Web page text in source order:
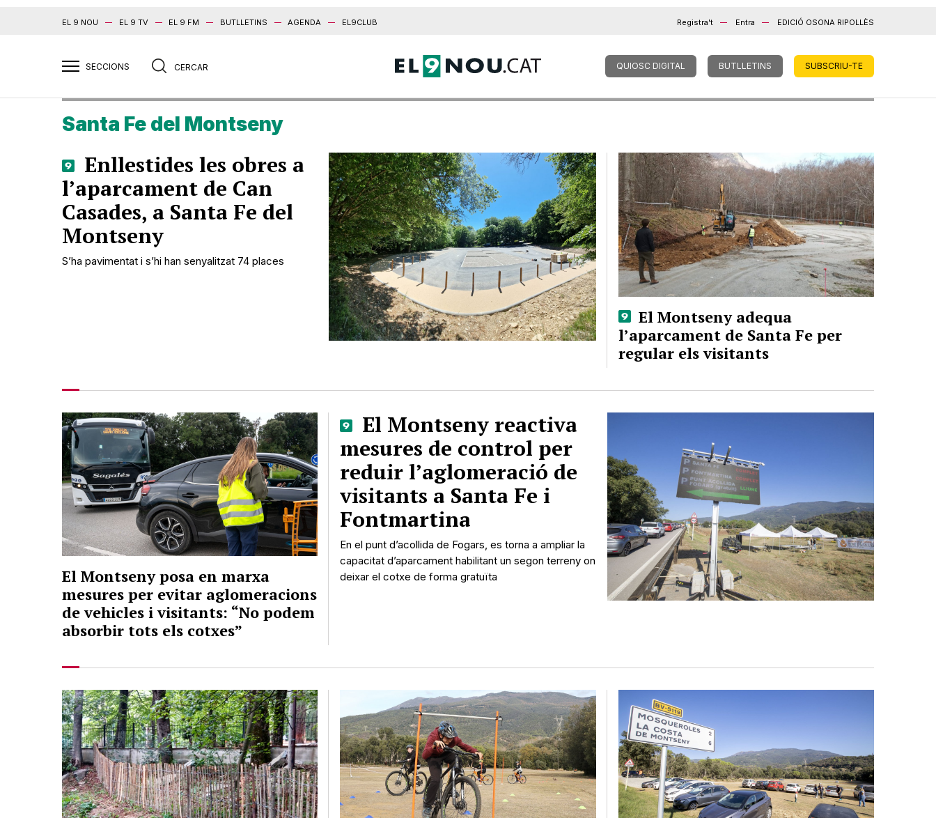
EL 9 NOU EL 9 TV EL 9 FM BUTLLETINS AGENDA EL9CLUB Registra't Entra EDICIÓ OSONA RIPOLLÈS
QUIOSC DIGITAL BUTLLETINS SUBSCRIU-TE
Santa Fe del Montseny
Enllestides les obres a
l’aparcament de Can
Casades, a Santa Fe del
Montseny
S’ha pavimentat i s’hi han senyalitzat 74 places
El Montseny adequa
l’aparcament de Santa Fe per
regular els visitants
El Montseny posa en marxa
mesures per evitar aglomeracions
de vehicles i visitants: “No podem
absorbir tots els cotxes”
El Montseny reactiva
mesures de control per
reduir l’aglomeració de
visitants a Santa Fe i
Fontmartina
En el punt d’acollida de Fogars, es torna a ampliar la
capacitat d’aparcament habilitant un segon terreny on
deixar el cotxe de forma gratuïta